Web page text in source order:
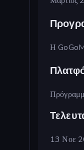
Η
13 Νοε